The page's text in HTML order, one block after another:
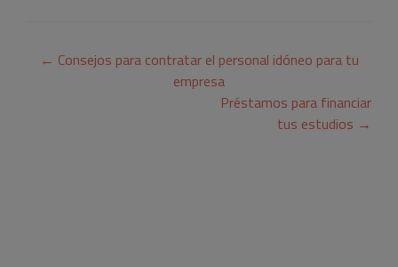
Navegación
← Consejos para contratar el personal idóneo para tu
empresa
Préstamos para financiar
tus estudios →